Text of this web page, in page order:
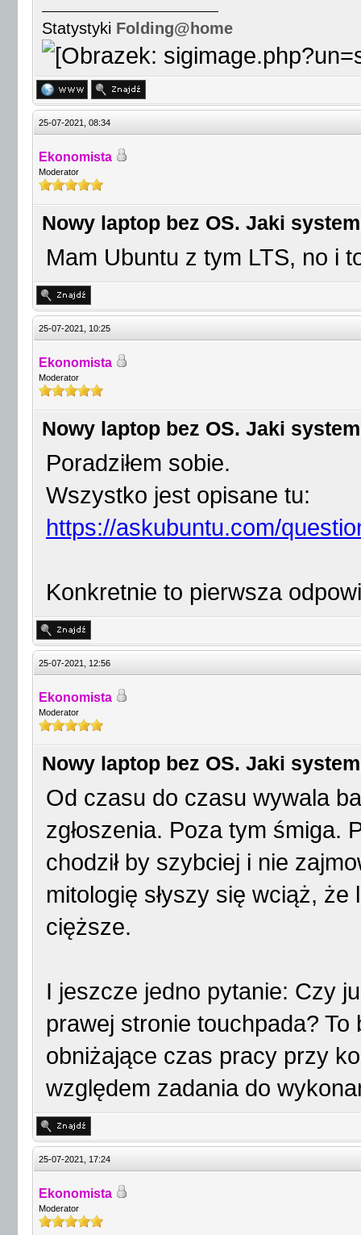
Statystyki Folding@home
25-07-2021, 08:34
Ekonomista
Moderator
Nowy laptop bez OS. Jaki
Mam Ubuntu z tym LTS, no i
25-07-2021, 10:25
Ekonomista
Moderator
Nowy laptop bez OS. Jaki
Poradziłem sobie.
Wszystko jest opisane tu:
https://askubuntu.com/
Konkretnie to pierwsza
25-07-2021, 12:56
Ekonomista
Moderator
Nowy laptop bez OS. Jaki
Od czasu do czasu wywala
zgłoszenia. Poza tym śmiga.
chodził by szybciej i nie
mitologię słyszy się wciąż,
cięższe.
I jeszcze jedno pytanie: Czy
prawej stronie touchpada?
obniżające czas pracy przy
względem zadania do
25-07-2021, 17:24
Ekonomista
Moderator